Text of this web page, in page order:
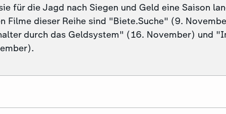
für die Jagd nach Siegen und Geld eine Saison
Filme dieser Reihe sind "Biete.Suche" (9.
durch das Geldsystem" (16. November) und